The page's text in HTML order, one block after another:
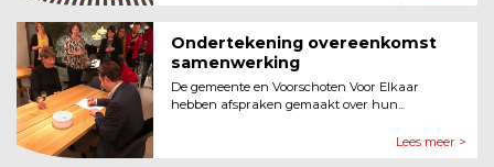
Ondertekening overeenkomst
samenwerking
De gemeente en Voorschoten Voor Elkaar
hebben afspraken gemaakt over hun...
Lees meer >